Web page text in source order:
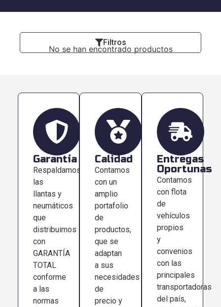
Filtros
No se han encontrado productos
Garantía
Respaldamos
las
llantas y
neumáticos
que
distribuimos
con
GARANTÍA
TOTAL
conforme
a las
normas
Calidad
Contamos
con un
amplio
portafolio
de
productos,
que se
adaptan
a sus
necesidades
de
precio y
Entregas
Oportunas
Contamos
con flota
de
vehículos
propios
y
convenios
con las
principales
transportadoras
del país,